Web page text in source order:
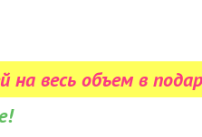
на весь объем в